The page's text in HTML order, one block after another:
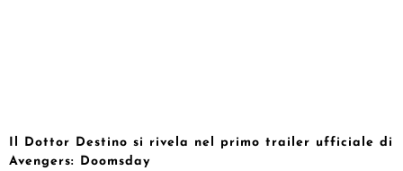
Il Dottor Destino si rivela nel primo trailer ufficiale di
Avengers: Doomsday